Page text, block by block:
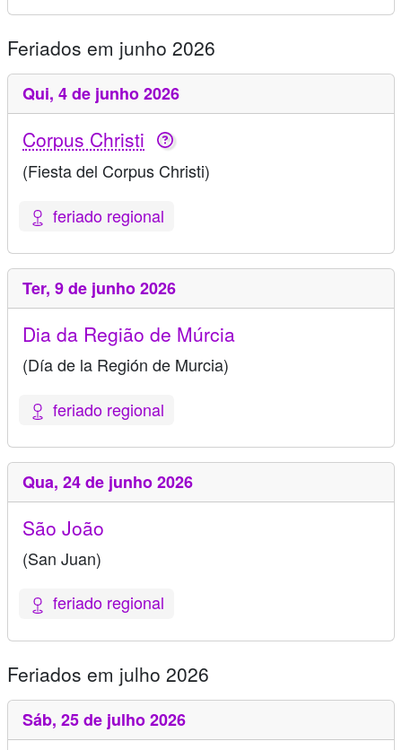
Feriados em junho 2026
Qui, 4 de junho 2026
Corpus Christi
(Fiesta del Corpus Christi)
feriado regional
Ter, 9 de junho 2026
Dia da Região de Múrcia
(Día de la Región de Murcia)
feriado regional
Qua, 24 de junho 2026
São João
(San Juan)
feriado regional
Feriados em julho 2026
Sáb, 25 de julho 2026